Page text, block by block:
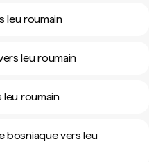
leu roumain
leu roumain
leu roumain
bosniaque vers leu